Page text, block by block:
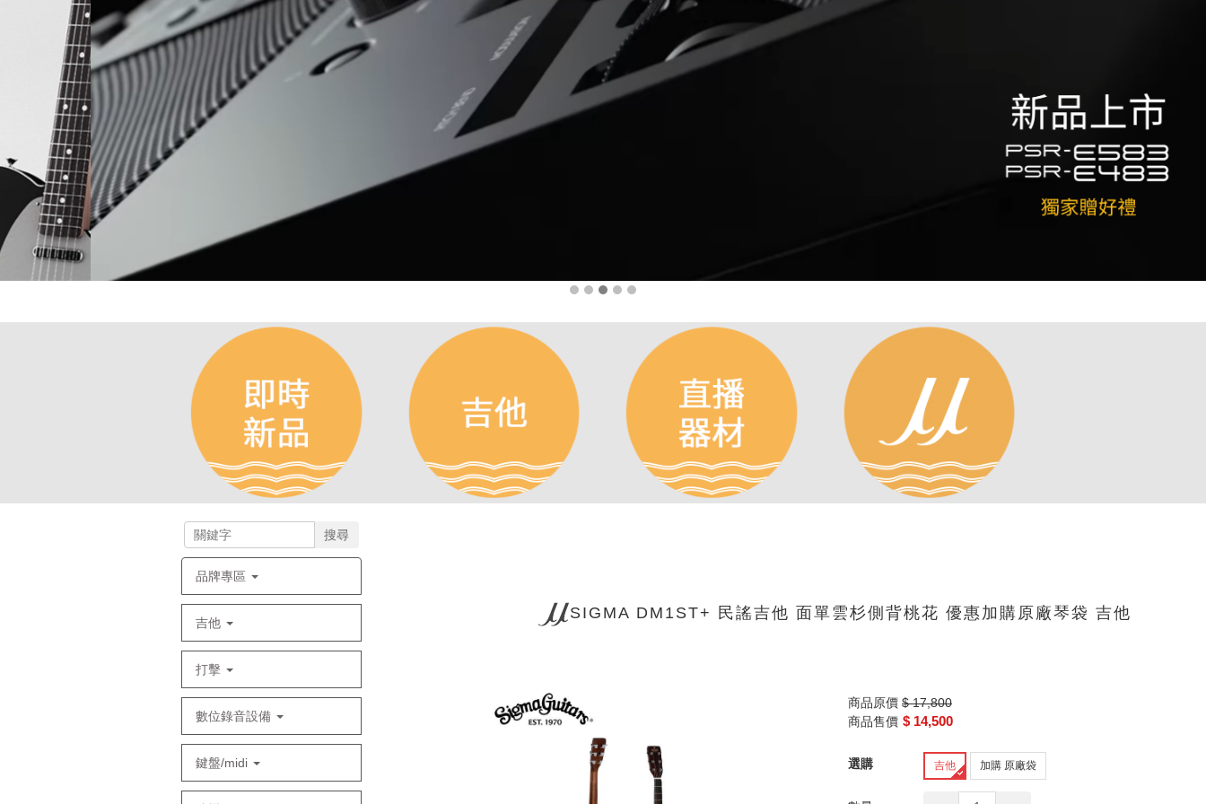
搜尋
品牌專區
吉他
打擊
數位錄音設備
鍵盤/midi
SIGMA DM1ST+ 民謠吉他 面單雲杉側背桃花 優惠加購原廠琴袋 吉他
商品原價 $ 17,800
商品售價 $ 14,500
選購 吉他 加購 原廠袋